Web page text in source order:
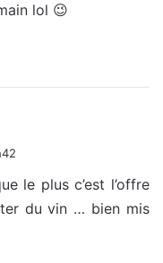
lol 😉
le plus c’est l’offre
du vin … bien mis